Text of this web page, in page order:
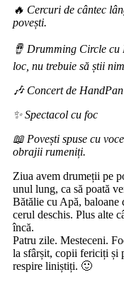
🔥 Cercuri de cântec
povești.
🪘 Drumming Circle cu
loc, nu trebuie să știi
🎶 Concert de HandPan
✨ Spectacol cu foc
📖 Povești spuse cu
obrajii rumeniți.
Ziua avem drumeții pe
unul lung, ca să poată
Bătălie cu Apă, baloane
cerul deschis. Plus alte
încă.
Patru zile. Mesteceni.
la sfârșit, copii fericiți și
respire liniștiți. 🙂